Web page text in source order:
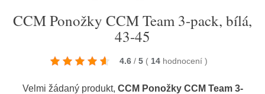
CCM Ponožky CCM Team 3-pack, bílá,
43-45
4.6 / 5 ( 14 hodnocení )
Velmi žádaný produkt, CCM Ponožky CCM Team 3-